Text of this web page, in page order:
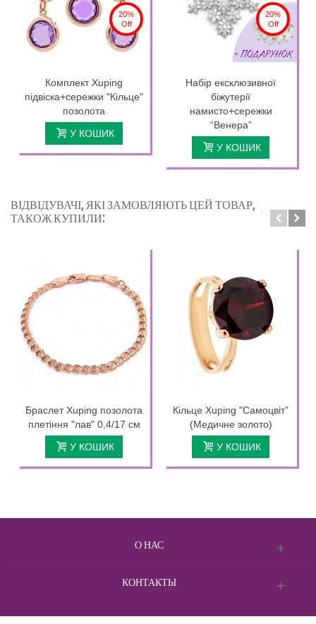
20%
Off
Комплект Xuping
підвіска+сережки "Кільце"
позолота
У КОШИК
20%
Off
Набір ексклюзивної
біжутерії
намисто+сережки
“Венера”
У КОШИК
ВІДВІДУВАЧІ, ЯКІ ЗАМОВЛЯЮТЬ ЦЕЙ ТОВАР,
ТАКОЖ КУПИЛИ:
Браслет Xuping позолота
плетіння "лав" 0,4/17 см
У КОШИК
Кільце Xuping "Самоцвіт"
(Медичне золото)
У КОШИК
О НАС
КОНТАКТЫ